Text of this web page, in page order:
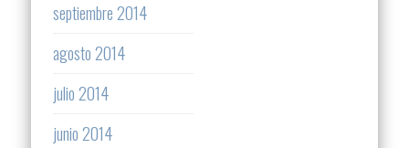
septiembre 2014
agosto 2014
julio 2014
junio 2014